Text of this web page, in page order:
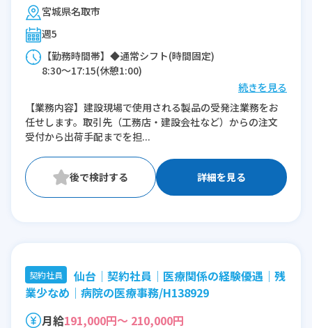
宮城県名取市
週5
【勤務時間帯】◆通常シフト(時間固定)
8:30〜17:15(休憩1:00)
※残業：0〜20時間程度/月
続きを見る
【業務内容】建設現場で使用される製品の受発注業務をお
任せします。取引先（工務店・建設会社など）からの注文
受付から出荷手配までを担...
詳細を見る
契約社員
仙台│契約社員│医療関係の経験優遇│残
業少なめ│病院の医療事務/H138929
月給191,000円～ 210,000円